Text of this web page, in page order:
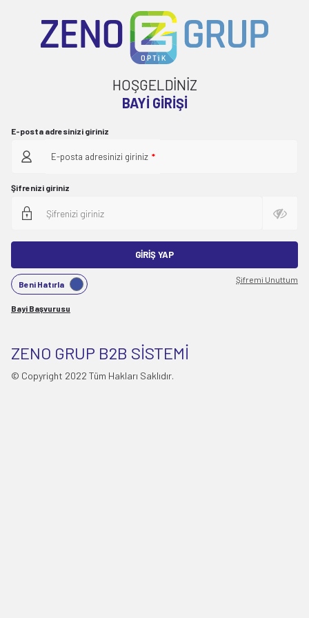
HOŞGELDİNİZ
BAYI GIRIŞI
E-posta adresinizi giriniz
E-posta adresinizi giriniz *
Şifrenizi giriniz
GIRIŞ YAP
Beni Hatırla Şifremi Unuttum
Bayi Başvurusu
ZENO GRUP B2B SİSTEMİ
© Copyright 2022 Tüm Hakları Saklıdır.